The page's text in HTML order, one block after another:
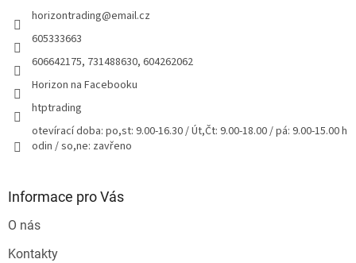
horizontrading@email.cz
605333663
606642175, 731488630, 604262062
Horizon na Facebooku
htptrading
otevírací doba: po,st: 9.00-16.30 / Út,Čt: 9.00-18.00 / pá: 9.00-15.00 h
odin / so,ne: zavřeno
Informace pro Vás
O nás
Kontakty